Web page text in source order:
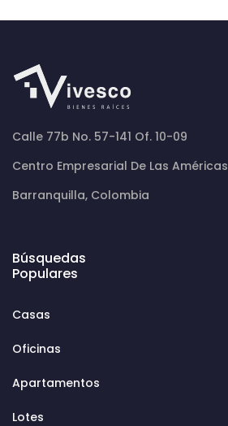
Calle 77b No. 57-141 Of. 10-09
Centro Empresarial De Las Américas
Barranquilla, Colombia
Búsquedas
Populares
Casas
Oficinas
Apartamentos
Lotes